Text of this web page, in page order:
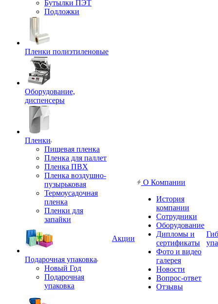
Бутылки ПЭТ
Подложки
Пленки полиэтиленовые
Оборудование,
диспенсеры
Пленки
Пищевая пленка
Пленка для паллет
Пленка ПВХ
Пленка воздушно-
пузырьковая
Термоусадочная
пленка
Пленки для
запайки
Подарочная упаковка
Новый Год
Подарочная
упаковка
Акции
О Компании
История
компании
Сотрудники
Оборудование
Дипломы и
сертификаты
Фото и видео
галерея
Новости
Вопрос-ответ
Отзывы